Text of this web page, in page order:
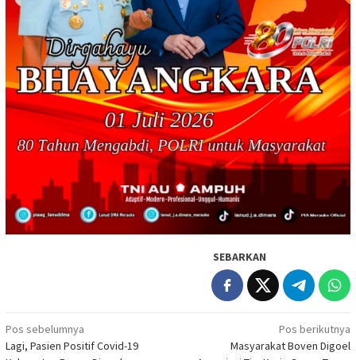
SEBARKAN
Navigasi
pos
Pos sebelumnya
Lagi, Pasien Positif Covid-19
Pos berikutnya
Masyarakat Boven Digoel